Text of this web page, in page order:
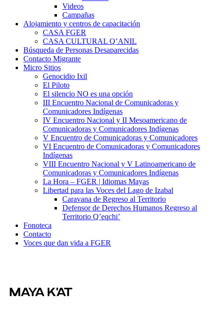
Videos
Campañas
Alojamiento y centros de capacitación
CASA FGER
CASA CULTURAL Q’ANIL
Búsqueda de Personas Desaparecidas
Contacto Migrante
Micro Sitios
Genocidio Ixil
El Piloto
El silencio NO es una opción
III Encuentro Nacional de Comunicadoras y
Comunicadores Indígenas
IV Encuentro Nacional y II Mesoamericano de
Comunicadoras y Comunicadores Indígenas
V Encuentro de Comunicadoras y Comunicadores
VI Encuentro de Comunicadoras y Comunicadores
Indígenas
VIII Encuentro Nacional y V Latinoamericano de
Comunicadoras y Comunicadores Indígenas
La Hora – FGER | Idiomas Mayas
Libertad para las Voces del Lago de Izabal
Caravana de Regreso al Territorio
Defensor de Derechos Humanos Regreso al
Territorio Q’eqchi’
Fonoteca
Contacto
Voces que dan vida a FGER